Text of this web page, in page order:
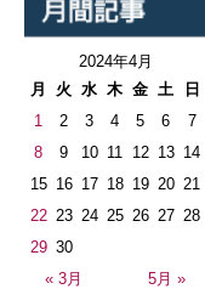
2024年4月
月
火 水 木 金 土 日
« 3月 5月 »
1 2 3 4 5 6
7
8
9 10 11 12 13 14
15 16 17 18 19 20 21
22 23 24 25 26 27 28
29 30